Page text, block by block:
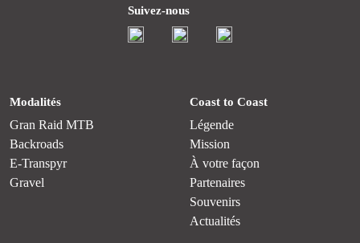
Suivez-nous
Modalités
Gran Raid MTB
Backroads
E-Transpyr
Gravel
Coast to Coast
Légende
Mission
À votre façon
Partenaires
Souvenirs
Actualités